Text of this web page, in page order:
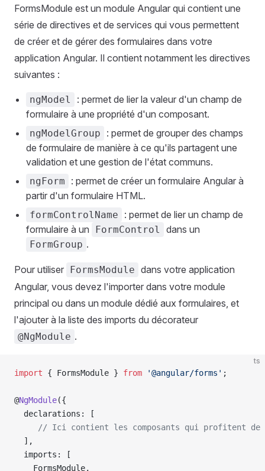
FormsModule est un module Angular qui contient une
série de directives et de services qui vous permettent
de créer et de gérer des formulaires dans votre
application Angular. Il contient notamment les directives
suivantes :
ngModel
: permet de lier la valeur d'un champ de
formulaire à une propriété d'un composant.
ngModelGroup
: permet de grouper des champs
de formulaire de manière à ce qu'ils partagent une
validation et une gestion de l'état communs.
ngForm
: permet de créer un formulaire Angular à
partir d'un formulaire HTML.
formControlName
: permet de lier un champ de
formulaire à un
FormControl dans un
FormGroup .
Pour utiliser FormsModule dans votre application
Angular, vous devez l'importer dans votre module
principal ou dans un module dédié aux formulaires, et
l'ajouter à la liste des imports du décorateur
@NgModule .
ts
import { FormsModule } from '@angular/forms' ;
@NgModule({
  declarations: [
// Ici contient les composants qui profitent de
  ],
  imports: [
    FormsModule,